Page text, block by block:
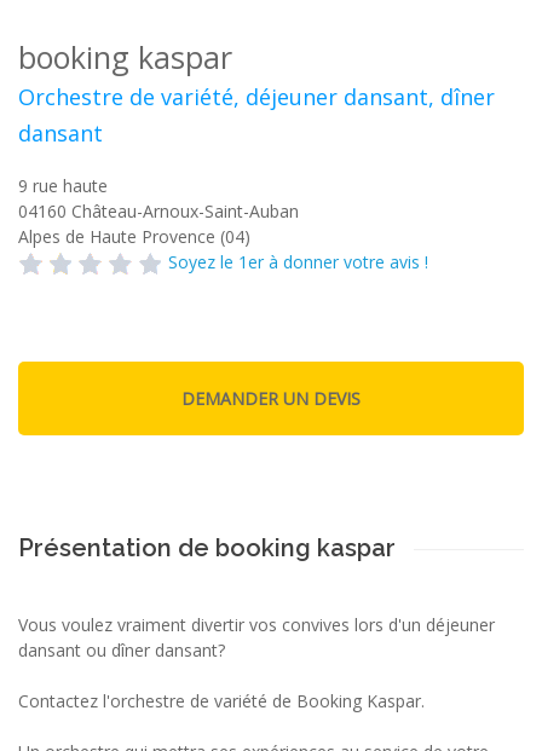
booking kaspar
Orchestre de variété, déjeuner dansant, dîner
dansant
9 rue haute
04160 Château-Arnoux-Saint-Auban
Alpes de Haute Provence (04)
Soyez le 1er à donner votre avis !
Présentation de booking kaspar
Vous voulez vraiment divertir vos convives lors d'un déjeuner
dansant ou dîner dansant?
Contactez l'orchestre de variété de Booking Kaspar.